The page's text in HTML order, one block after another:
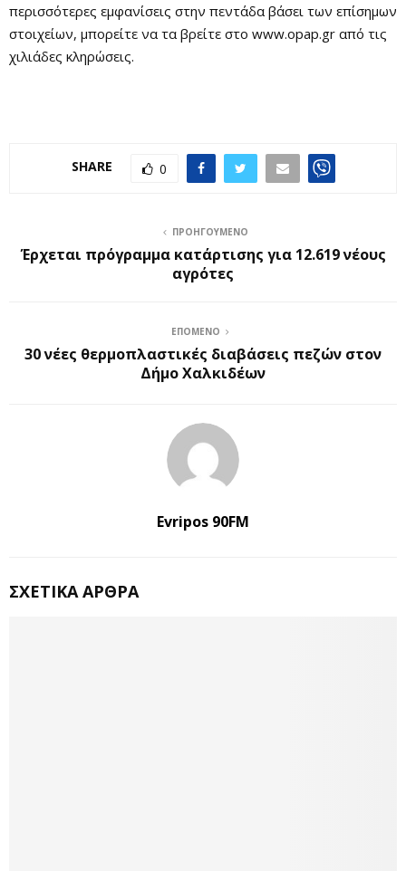
περισσότερες εμφανίσεις στην πεντάδα βάσει των επίσημων
στοιχείων, μπορείτε να τα βρείτε στο www.opap.gr από τις
χιλιάδες κληρώσεις.
SHARE 0
ΠΡΟΗΓΟΎΜΕΝΟ
Έρχεται πρόγραμμα κατάρτισης για 12.619 νέους
αγρότες
ΕΠΌΜΕΝΟ
30 νέες θερμοπλαστικές διαβάσεις πεζών στον
Δήμο Χαλκιδέων
Evripos 90FM
ΣΧΕΤΙΚΆ ΆΡΘΡΑ